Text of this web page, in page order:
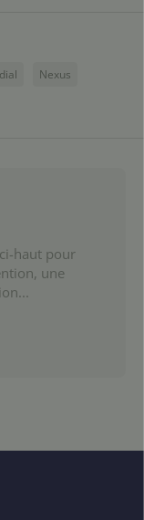
Nexus
haut pour
une